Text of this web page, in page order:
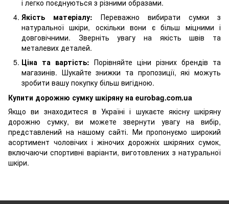
і легко поєднуються з різними образами.
Якість матеріалу: Переважно вибирати сумки з
натуральної шкіри, оскільки вони є більш міцними і
довговічними. Зверніть увагу на якість швів та
металевих деталей.
Ціна та вартість: Порівняйте ціни різних брендів та
магазинів. Шукайте знижки та пропозиції, які можуть
зробити вашу покупку більш вигідною.
Купити дорожню сумку шкіряну на eurobag.com.ua
Якщо ви знаходитеся в Україні і шукаєте якісну шкіряну
дорожню сумку, ви можете звернути увагу на вибір,
представлений на нашому сайті. Ми пропонуємо широкий
асортимент чоловічих і жіночих дорожніх шкіряних сумок,
включаючи спортивні варіанти, виготовлених з натуральної
шкіри.